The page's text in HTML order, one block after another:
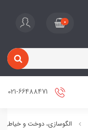
0
الگوسازی، دوخت و خیاطی